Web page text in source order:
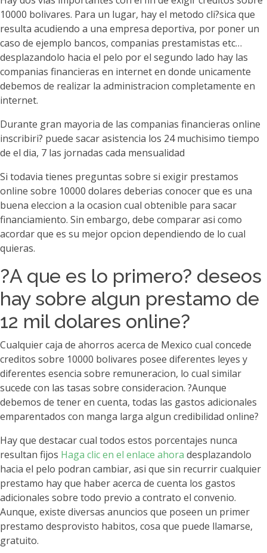
10000 bolivares. Para un lugar, hay el metodo cli?sica que
resulta acudiendo a una empresa deportiva, por poner un
caso de ejemplo bancos, companias prestamistas etc…
desplazandolo hacia el pelo por el segundo lado hay las
companias financieras en internet en donde unicamente
debemos de realizar la administracion completamente en
internet.
Durante gran mayoria de las companias financieras online
inscribiri? puede sacar asistencia los 24 muchisimo tiempo
de el dia, 7 las jornadas cada mensualidad
Si todavia tienes preguntas sobre si exigir prestamos
online sobre 10000 dolares deberias conocer que es una
buena eleccion a la ocasion cual obtenible para sacar
financiamiento. Sin embargo, debe comparar asi­ como
acordar que es su mejor opcion dependiendo de lo cual
quieras.
?A que es lo primero? deseos
hay sobre algun prestamo de
12 mil dolares online?
Cualquier caja de ahorros acerca de Mexico cual concede
creditos sobre 10000 bolivares posee diferentes leyes y
diferentes esencia sobre remuneracion, lo cual similar
sucede con las tasas sobre consideracion. ?Aunque
debemos de tener en cuenta, todas las gastos adicionales
emparentados con manga larga algun credibilidad online?
Hay que destacar cual todos estos porcentajes nunca
resultan fijos Haga clic en el enlace ahora desplazandolo
hacia el pelo podran cambiar, asi que sin recurrir cualquier
prestamo hay que haber acerca de cuenta los gastos
adicionales sobre todo previo a contrato el convenio.
Aunque, existe diversas anuncios que poseen un primer
prestamo desprovisto habitos, cosa que puede llamarse,
gratuito.